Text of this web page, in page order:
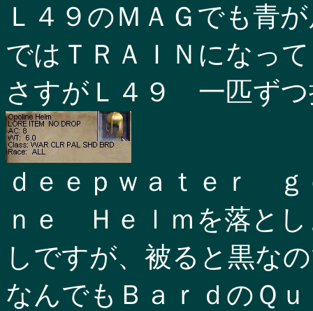
Ｌ４９のＭＡＧでも青
ではＴＲＡＩＮになっ
さすがＬ４９ 一匹ず
ｄｅｅｐｗａｔｅｒ ｇ
ｎｅ Ｈｅｌｍを落と
しですが、被ると黒な
なんでもＢａｒｄのＱ